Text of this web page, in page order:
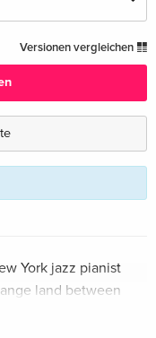
CHF 11.50
vergriffen
CHF 17.50
CHF 19.50
Versionen vergleichen
York jazz pianist
land between